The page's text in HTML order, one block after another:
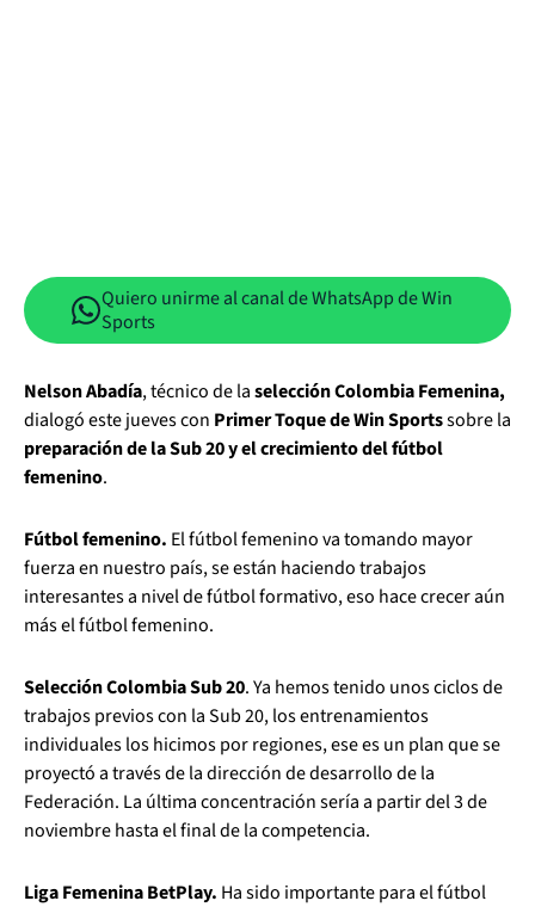
Quiero unirme al canal de WhatsApp de Win
Sports
Nelson Abadía, técnico de laselección Colombia Femenina,
dialogó este jueves con Primer Toque de Win Sportssobre la
preparación de la Sub 20 y el crecimiento del fútbol
femenino.
Fútbol femenino. El fútbol femenino va tomando mayor
fuerza en nuestro país, se están haciendo trabajos
interesantes a nivel de fútbol formativo, eso hace crecer aún
más el fútbol femenino.
Selección Colombia Sub 20. Ya hemos tenido unos ciclos de
trabajos previos con la Sub 20, los entrenamientos
individuales los hicimos por regiones, ese es un plan que se
proyectó a través de la dirección de desarrollo de la
Federación. La última concentración sería a partir del 3 de
noviembre hasta el final de la competencia.
Liga Femenina BetPlay. Ha sido importante para el fútbol